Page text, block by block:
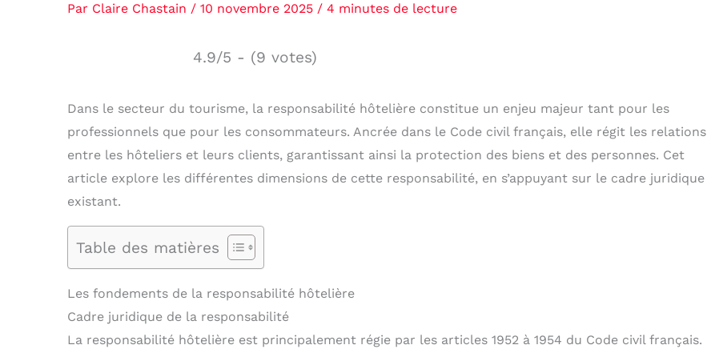
Par Claire Chastain / 10 novembre 2025 / 4 minutes de lecture
4.9/5 - (9 votes)
Dans le secteur du tourisme, la responsabilité hôtelière constitue un enjeu majeur tant pour les
professionnels que pour les consommateurs. Ancrée dans le Code civil français, elle régit les relations
entre les hôteliers et leurs clients, garantissant ainsi la protection des biens et des personnes. Cet
article explore les différentes dimensions de cette responsabilité, en s’appuyant sur le cadre juridique
existant.
Table des matières
Les fondements de la responsabilité hôtelière
Cadre juridique de la responsabilité
La responsabilité hôtelière est principalement régie par les articles 1952 à 1954 du Code civil français.